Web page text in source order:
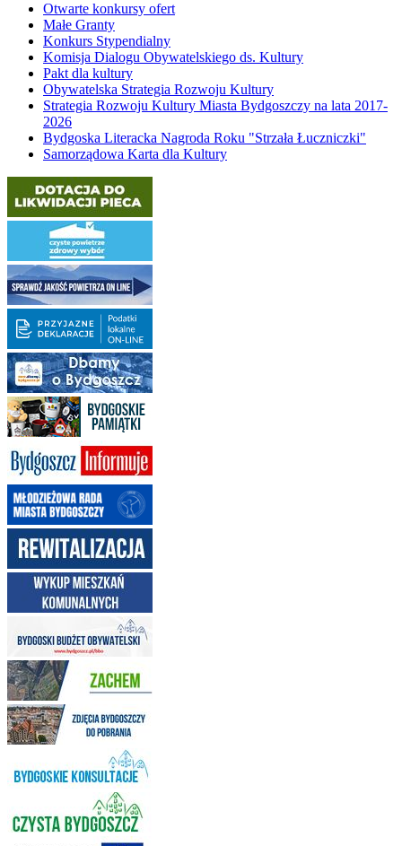
Otwarte konkursy ofert
Małe Granty
Konkurs Stypendialny
Komisja Dialogu Obywatelskiego ds. Kultury
Pakt dla kultury
Obywatelska Strategia Rozwoju Kultury
Strategia Rozwoju Kultury Miasta Bydgoszczy na lata 2017-
2026
Bydgoska Literacka Nagroda Roku "Strzała Łuczniczki"
Samorządowa Karta dla Kultury